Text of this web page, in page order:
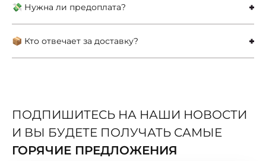
💸 Нужна ли предоплата?
📦 Кто отвечает за доставку?
ПОДПИШИТЕСЬ НА НАШИ НОВОСТИ
И ВЫ БУДЕТЕ ПОЛУЧАТЬ САМЫЕ
ГОРЯЧИЕ ПРЕДЛОЖЕНИЯ